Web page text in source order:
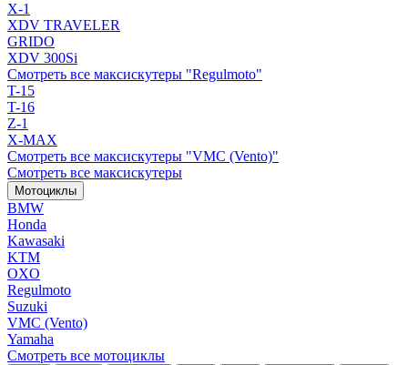
X-1
XDV TRAVELER
GRIDO
XDV 300Si
Смотреть все максискутеры "Regulmoto"
T-15
T-16
Z-1
X-MAX
Смотреть все максискутеры "VMC (Vento)"
Смотреть все максискутеры
Мотоциклы
BMW
Honda
Kawasaki
KTM
OXO
Regulmoto
Suzuki
VMC (Vento)
Yamaha
Смотреть все мотоциклы